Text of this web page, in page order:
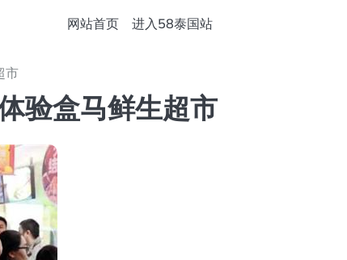
网站首页 进入58泰国站
市
验盒马鲜生超市